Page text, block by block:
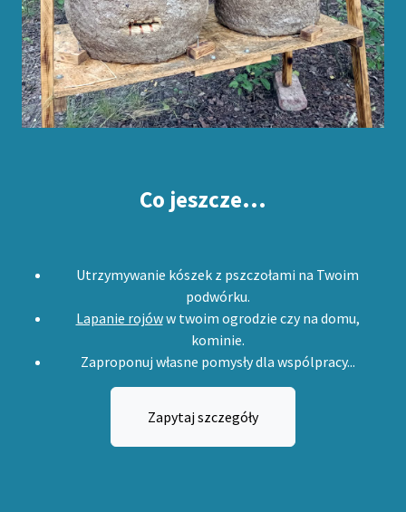
Co jeszcze...
Utrzymywanie kószek z pszczołami na Twoim
podwórku.
Lapanie rojóww twoim ogrodzie czy na domu,
kominie.
Zaproponuj własne pomysły dla wspólpracy...
Zapytaj szczegóły